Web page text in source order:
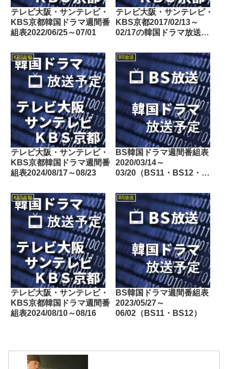
テレビ大阪・サンテレビ・
KBS京都韓国ドラマ週間番
組表2022/06/25～07/01
テレビ大阪・サンテレビ・
KBS京都2017/02/13～
02/17の韓国ドラマ放送予
KBS京都
テレビ大阪・サンテレビ・
KBS京都韓国ドラマ週間番
組表2024/08/17～08/23
BS放送
BS韓国ドラマ週間番組表
2020/03/14～
03/20（BS11・BS12・
KBS京都
テレビ大阪・サンテレビ・
KBS京都韓国ドラマ週間番
組表2024/08/10～08/16
BS放送
BS韓国ドラマ週間番組表
2023/05/27～
06/02（BS11・BS12）